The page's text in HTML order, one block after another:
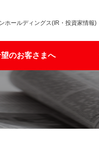
ホールディングス(IR・投資家情報)
のお客さまへ